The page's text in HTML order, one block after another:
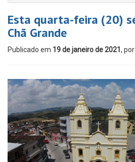
Esta quarta-feira (20)
Chã Grande
Publicado em 19 de janeiro de 2021 , por